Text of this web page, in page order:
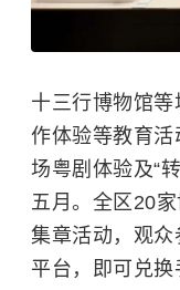
十三行博物馆
作体验等教育
场粤剧体验及“
五月。全区20
集章活动，观
平台，即可兑换